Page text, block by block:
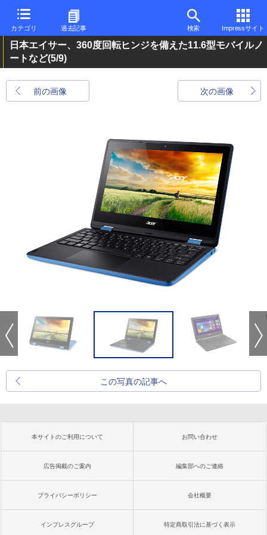
カテゴリ 過去記事 検索 Impressサイト
日本エイサー、360度回転ヒンジを備えた11.6型モバイルノ
ートなど(5/9)
前の画像 次の画像
この写真の記事へ
本サイトのご利用について お問い合わせ
広告掲載のご案内 編集部へのご連絡
プライバシーポリシー 会社概要
インプレスグループ 特定商取引法に基づく表示